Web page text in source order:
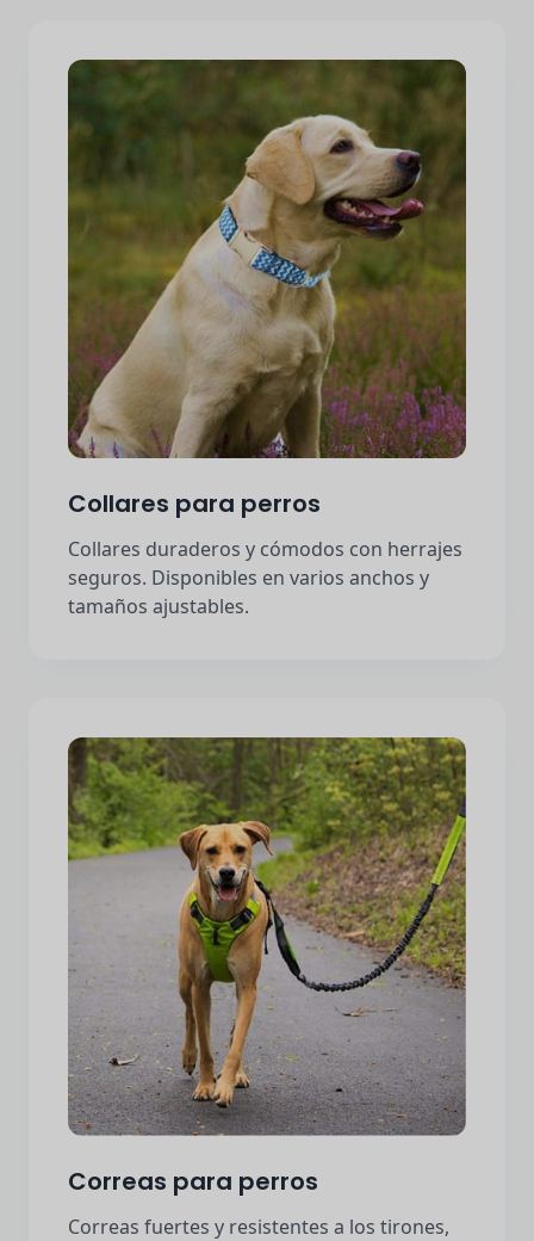
Collares para perros
Collares duraderos y cómodos con herrajes
seguros. Disponibles en varios anchos y
tamaños ajustables.
Correas para perros
Correas fuertes y resistentes a los tirones,